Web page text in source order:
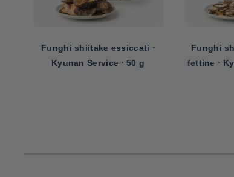
Funghi shiitake essiccati ⋅
Kyunan Service ⋅ 50 g
Funghi
fettine ⋅